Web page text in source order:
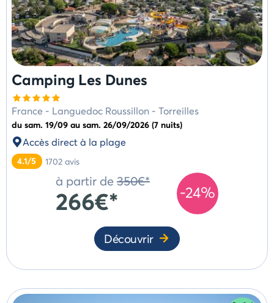
Camping Les Dunes
France - Languedoc Roussillon - Torreilles
du sam. 19/09 au sam. 26/09/2026 (7 nuits)
Accès direct à la plage
4.1/5 1702avis
-24%
à partir de 350€*
266€*
Découvrir